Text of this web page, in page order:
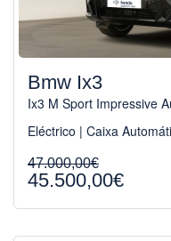
Bmw Ix3
Ix3 M Sport Impressive
Eléctrico | Caixa
47.000,00€
45.500,00€